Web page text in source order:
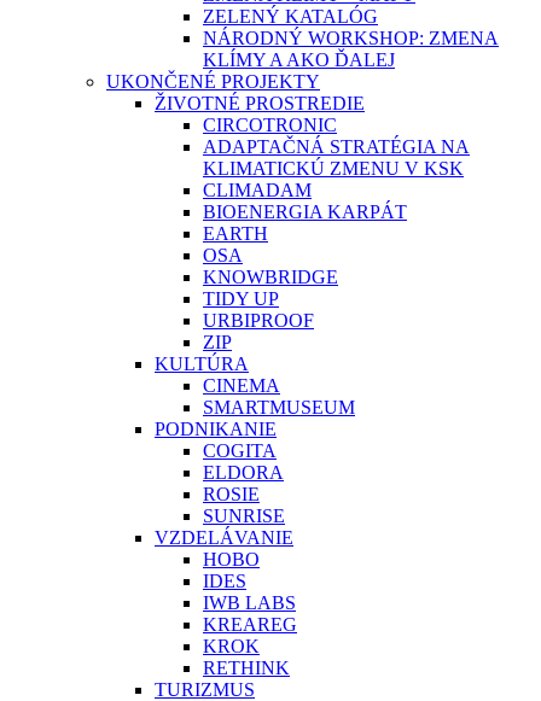
ZELENÝ KATALÓG
NÁRODNÝ WORKSHOP: ZMENA
KLÍMY A AKO ĎALEJ
UKONČENÉ PROJEKTY
ŽIVOTNÉ PROSTREDIE
CIRCOTRONIC
ADAPTAČNÁ STRATÉGIA NA
KLIMATICKÚ ZMENU V KSK
CLIMADAM
BIOENERGIA KARPÁT
EARTH
OSA
KNOWBRIDGE
TIDY UP
URBIPROOF
ZIP
KULTÚRA
CINEMA
SMARTMUSEUM
PODNIKANIE
COGITA
ELDORA
ROSIE
SUNRISE
VZDELÁVANIE
HOBO
IDES
IWB LABS
KREAREG
KROK
RETHINK
TURIZMUS